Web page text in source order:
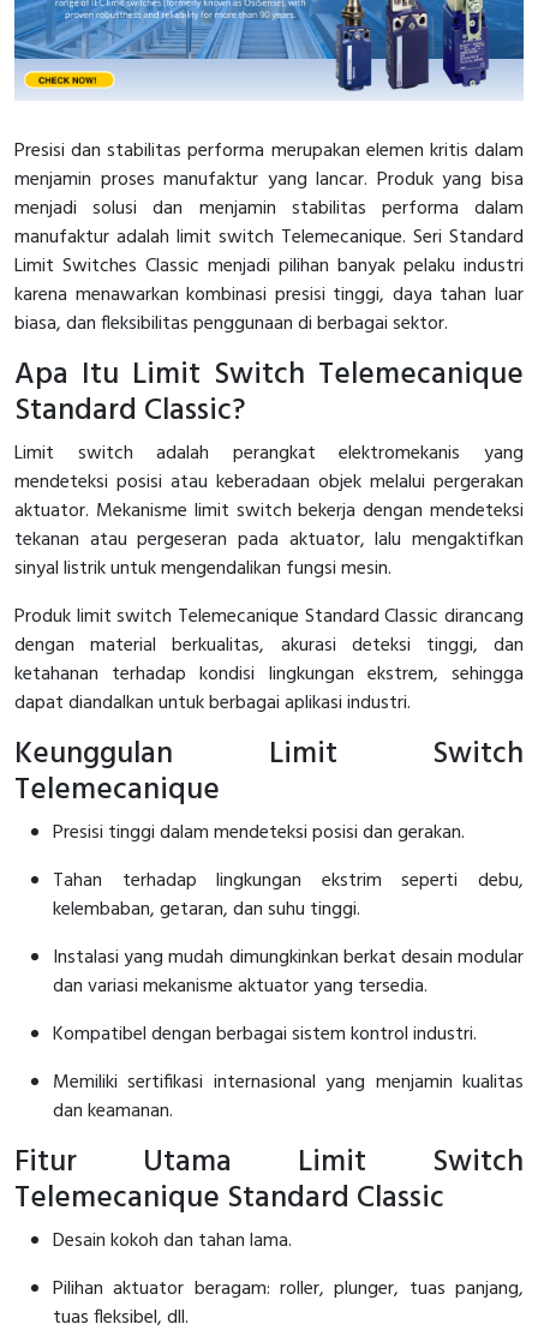
Interactive Flat Panel (IFP)
Extension Power Socket
EcoStruxure Terminal Expert
Pendant / Crane Controller
Panel Kendali
Flash Buzzers
Potensiometer
Joystick Controller
Foot Switch
Tower Light
Accessories
Exlhoist / Wireless Crane Controller
Cable Operated Switch
Signalling Columns
Safety Sensors
Pressure Switch
Ultrasonic & Rotary Encoder
Inductive Sensors
Photoelectric
Cam Switch
RFID
Capacitive Sensors
Safety Switch
Radio Frequency
Contact Block
Terminal Block
Engsel / Hinge
Busbar
Junction Box
MCB Box
Motion Sensors
Accessories
Accessories Elektrikal
Empty Box
Panel Box
Inverter
FRENIC
Accessories
Digistart
Testers
Compact Data Loggers
Presisi dan stabilitas performa merupakan elemen kritis dalam
menjamin proses manufaktur yang lancar. Produk yang bisa
menjadi solusi dan menjamin stabilitas performa dalam
manufaktur adalah limit switch Telemecanique. Seri Standard
Limit Switches Classic menjadi pilihan banyak pelaku industri
karena menawarkan kombinasi presisi tinggi, daya tahan luar
biasa, dan fleksibilitas penggunaan di berbagai sektor.
Apa Itu Limit Switch Telemecanique
Standard Classic?
Limit switch adalah perangkat elektromekanis yang
mendeteksi posisi atau keberadaan objek melalui pergerakan
aktuator. Mekanisme limit switch bekerja dengan mendeteksi
tekanan atau pergeseran pada aktuator, lalu mengaktifkan
sinyal listrik untuk mengendalikan fungsi mesin.
Produk limit switch Telemecanique Standard Classic dirancang
dengan material berkualitas, akurasi deteksi tinggi, dan
ketahanan terhadap kondisi lingkungan ekstrem, sehingga
dapat diandalkan untuk berbagai aplikasi industri.
Keunggulan Limit Switch
Telemecanique
Presisi tinggi dalam mendeteksi posisi dan gerakan.
Tahan terhadap lingkungan ekstrim seperti debu,
kelembaban, getaran, dan suhu tinggi.
Instalasi yang mudah dimungkinkan berkat desain modular
dan variasi mekanisme aktuator yang tersedia.
Kompatibel dengan berbagai sistem kontrol industri.
Memiliki sertifikasi internasional yang menjamin kualitas
dan keamanan.
Fitur Utama Limit Switch
Telemecanique Standard Classic
Desain kokoh dan tahan lama.
Pilihan aktuator beragam: roller, plunger, tuas panjang,
tuas fleksibel, dll.